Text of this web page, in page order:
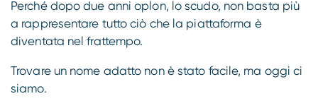
Perché dopo due anni oplon, lo scudo, non basta più
a rappresentare tutto ciò che la piattaforma è
diventata nel frattempo.
Trovare un nome adatto non è stato facile, ma oggi ci
siamo.